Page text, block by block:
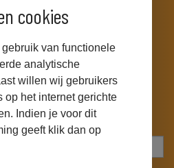
cookies
van functionele
analytische
willen wij gebruikers
op het internet gerichte
Indien je voor dit
geeft klik dan op
aanbestedingen
inschrijvingen
tender je inschrijft
het beste opstart
effectiviteit